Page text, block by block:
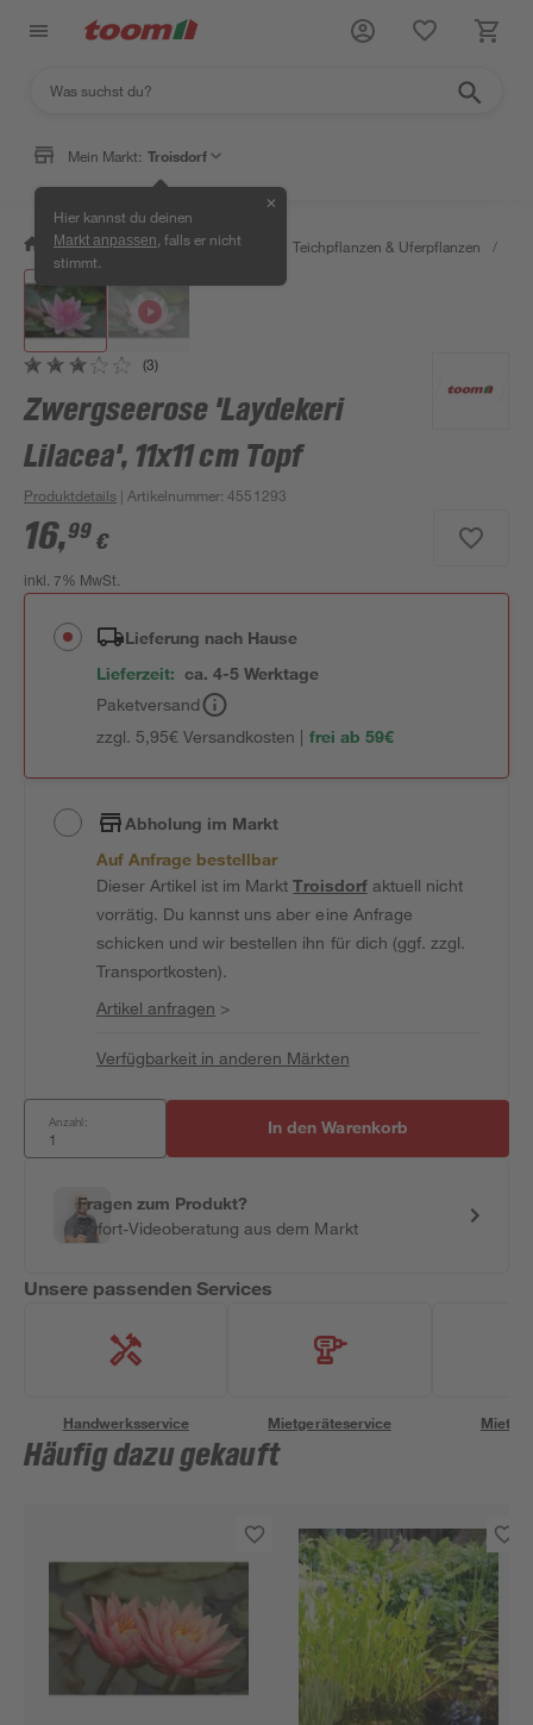
Mein Markt: Troisdorf
Hier kannst du deinen
Markt anpassen , falls er nicht
stimmt.
✕
/ Garten & Freizeit / Pflanzen Teichpflanzen & Uferpflanzen /
(3)
Zwergseerose 'Laydekeri
Lilacea', 11x11 cm Topf
Produktdetails | Artikelnummer:4551293
16,99 €
inkl. 7% MwSt.
Lieferung nach Hause
Lieferzeit: ca. 4-5 Werktage
Paketversand
zzgl. 5,95€ Versandkosten | frei ab 59€
Abholung im Markt
Auf Anfrage bestellbar
Dieser Artikel ist im MarktTroisdorfaktuell nicht
vorrätig. Du kannst uns aber eine Anfrage
schicken und wir bestellen ihn für dich (ggf. zzgl.
Transportkosten).
Artikel anfragen >
Verfügbarkeit in anderen Märkten
Anzahl: In den Warenkorb
Fragen zum Produkt?
Sofort-Videoberatung aus dem Markt
Unsere passenden Services
Handwerksservice Mietgeräteservice
Häufig dazu gekauft